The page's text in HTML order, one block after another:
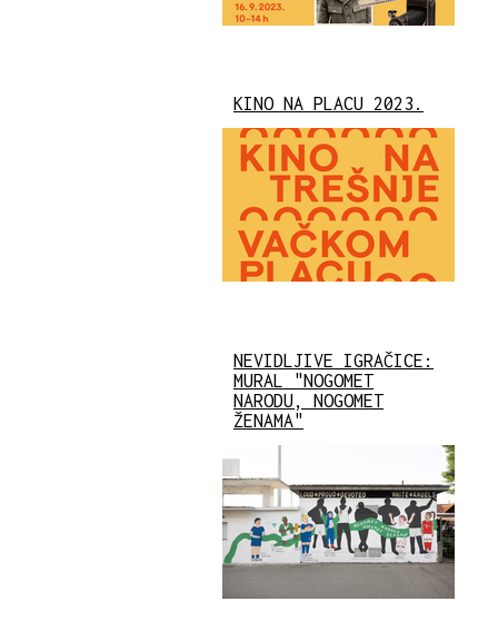
KINO NA PLACU 2023.
NEVIDLJIVE IGRAČICE:
MURAL "NOGOMET
NARODU, NOGOMET
ŽENAMA"